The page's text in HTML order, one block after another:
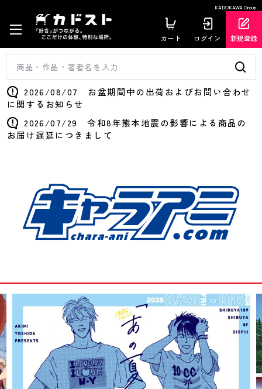
KADOKAWA Group
カート ログイン 新規登録
2026/08/07 お盆期間中の出荷およびお問い合わせ
に関するお知らせ
2026/07/29 令和8年熊本地震の影響による商品の
お届け遅延につきまして